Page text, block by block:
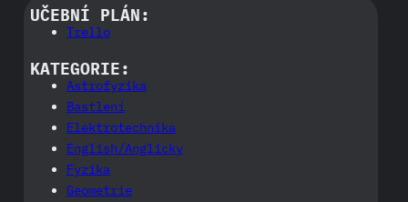
UČEBNÍ PLÁN:
Trello
KATEGORIE:
Astrofyzika
Bastlení
Elektrotechnika
English/Anglicky
Fyzika
Geometrie